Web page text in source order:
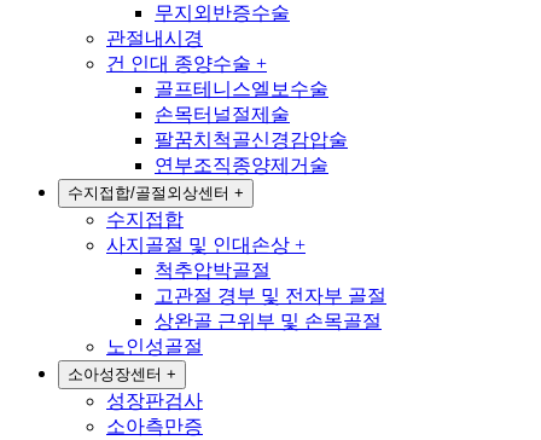
무지외반증수술
관절내시경
건 인대 종양수술 +
골프테니스엘보수술
손목터널절제술
팔꿈치척골신경감압술
연부조직종양제거술
수지접합/골절외상센터 +
수지접합
사지골절 및 인대손상 +
척추압박골절
고관절 경부 및 전자부 골절
상완골 근위부 및 손목골절
노인성골절
소아성장센터 +
성장판검사
소아측만증